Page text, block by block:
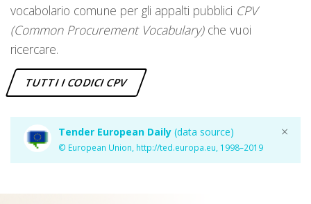
vocabolario comune per gli appalti pubblici CPV
(Common Procurement Vocabulary)che vuoi
ricercare.
TUTTI I CODICI CPV
×
Tender European Daily(data source)
© European Union, http://ted.europa.eu, 1998–2019